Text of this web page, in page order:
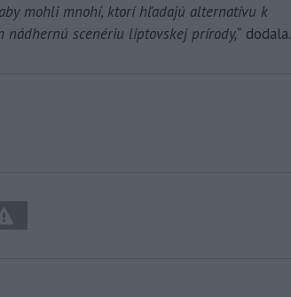
mohli mnohí, ktorí hľadajú alternatívu k
nádhernú scenériu liptovskej prírody,“ dodala.